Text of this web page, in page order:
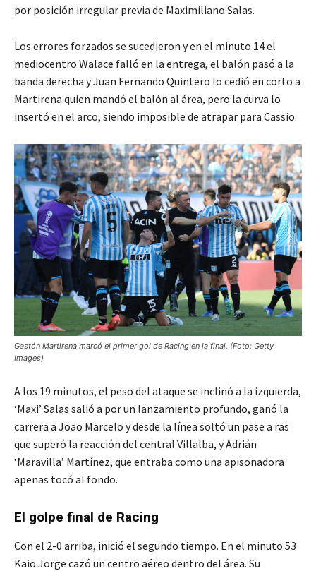
por posición irregular previa de Maximiliano Salas.
Los errores forzados se sucedieron y en el minuto 14 el
mediocentro Walace falló en la entrega, el balón pasó a la
banda derecha y Juan Fernando Quintero lo cedió en corto a
Martirena quien mandó el balón al área, pero la curva lo
insertó en el arco, siendo imposible de atrapar para Cassio.
Gastón Martirena marcó el primer gol de Racing en la final. (Foto: Getty
Images)
A los 19 minutos, el peso del ataque se inclinó a la izquierda,
‘Maxi’ Salas salió a por un lanzamiento profundo, ganó la
carrera a João Marcelo y desde la línea soltó un pase a ras
que superó la reacción del central Villalba, y Adrián
‘Maravilla’ Martínez, que entraba como una apisonadora
apenas tocó al fondo.
El golpe final de Racing
Con el 2-0 arriba, inició el segundo tiempo. En el minuto 53
Kaio Jorge cazó un centro aéreo dentro del área. Su